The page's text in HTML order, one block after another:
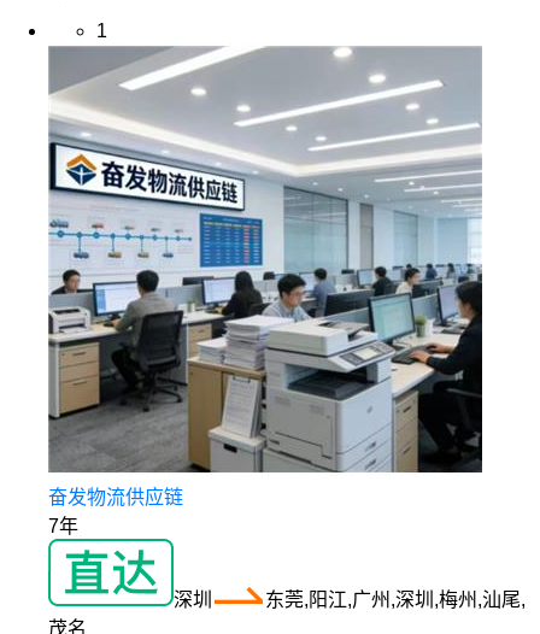
1
奋发物流供应链
7年
深圳
东莞,阳江,广州,深圳,梅州,汕尾,
茂名